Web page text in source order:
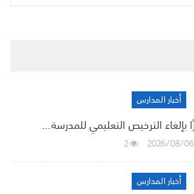
أخبار المدارس
بإلغاء الترخيص التعليمي للمدرسة…
2026/08/06
2
أخبار المدارس